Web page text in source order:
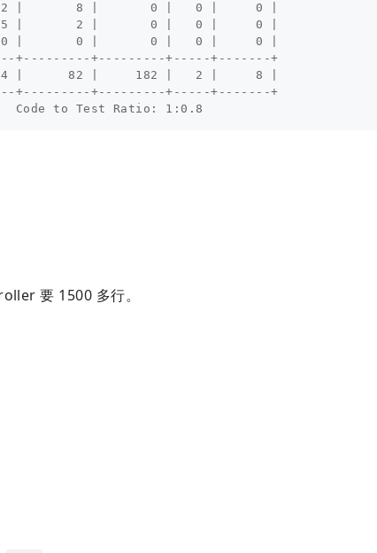
|       8 |       0 |   0 |     0 |
5 |       2 |       0 |   0 |     0 |
0 |       0 |       0 |   0 |     0 |
+---------+---------+-----+-------+
|      82 |     182 |   2 |     8 |
+---------+---------+-----+-------+
要 1500 多行。